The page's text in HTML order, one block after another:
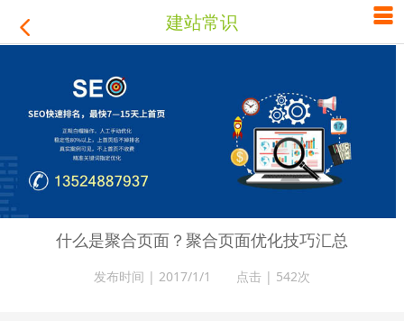
 建站常识 
什么是聚合页面？聚合页面优化技巧汇总
发布时间 | 2017/1/1 点击 | 542次